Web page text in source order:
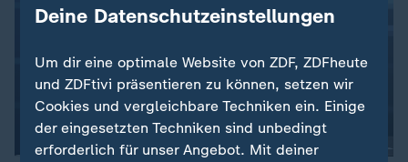
Deine Datenschutzeinstellungen
Um dir eine optimale Website von ZDF, ZDFheute
und ZDFtivi präsentieren zu können, setzen wir
Cookies und vergleichbare Techniken ein. Einige
der eingesetzten Techniken sind unbedingt
erforderlich für unser Angebot. Mit deiner